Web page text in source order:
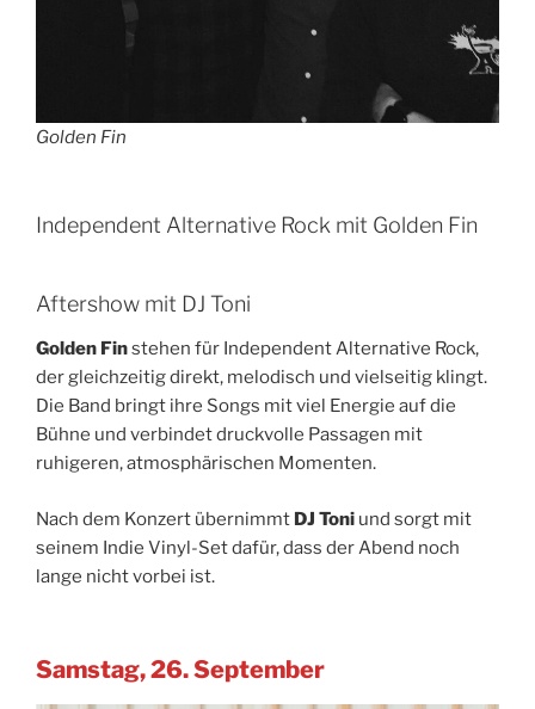
Golden Fin
Independent Alternative Rock mit Golden Fin
Aftershow mit DJ Toni
Golden Finstehen für Independent Alternative Rock,
der gleichzeitig direkt, melodisch und vielseitig klingt.
Die Band bringt ihre Songs mit viel Energie auf die
Bühne und verbindet druckvolle Passagen mit
ruhigeren, atmosphärischen Momenten.
Nach dem Konzert übernimmt DJ Toni und sorgt mit
seinem Indie Vinyl-Set dafür, dass der Abend noch
lange nicht vorbei ist.
Samstag, 26. September